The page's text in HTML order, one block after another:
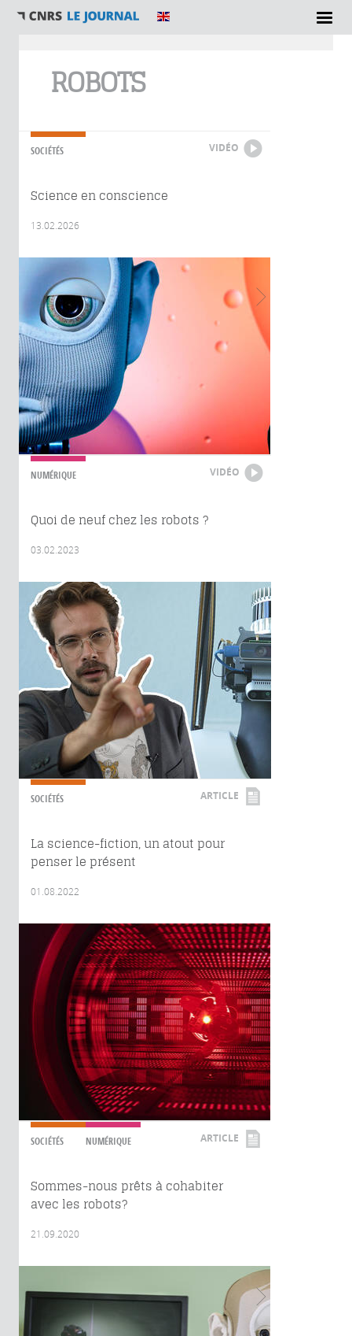
ROBOTS
SOCIÉTÉS VIDÉO
Science en conscience
13.02.2026
NUMÉRIQUE VIDÉO
Quoi de neuf chez les robots ?
03.02.2023
SOCIÉTÉS ARTICLE
La science-fiction, un atout pour
penser le présent
01.08.2022
SOCIÉTÉS NUMÉRIQUE ARTICLE
Sommes-nous prêts à cohabiter
avec les robots?
21.09.2020